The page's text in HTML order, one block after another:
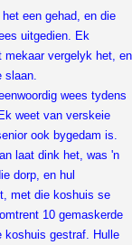
een gehad, en die
uitgedien. Ek
mekaar vergelyk het, en
slaan.
wees tydens
weet van verskeie
ook bygedam is.
laat dink het, was 'n
dorp, en hul
met die koshuis se
10 gemaskerde
koshuis gestraf. Hulle